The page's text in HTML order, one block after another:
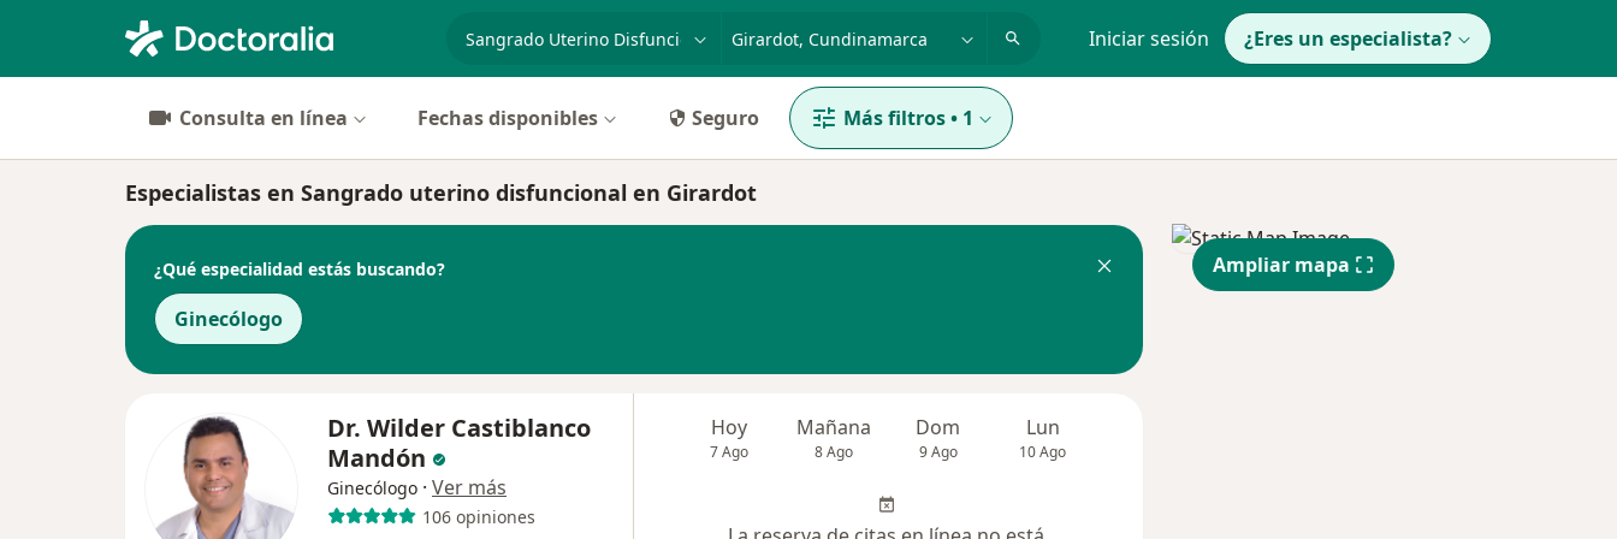
Iniciar sesión ¿Eres un especialista?
Consulta en línea Fechas disponibles Seguro Más filtros• 1
Especialistas en Sangrado uterino disfuncional en Girardot
¿Qué especialidad estás buscando?
Ginecólogo
Dr. Wilder Castiblanco
Mandón
Ginecólogo · Ver más
106 opiniones
Hoy
7 Ago
Mañana
8 Ago
Dom
9 Ago
Lun
10 Ago
Ampliar mapa